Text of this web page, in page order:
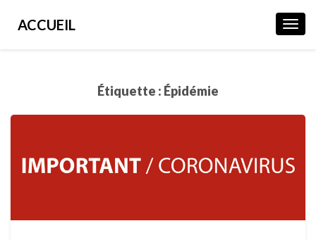
ACCUEIL
Étiquette : Épidémie